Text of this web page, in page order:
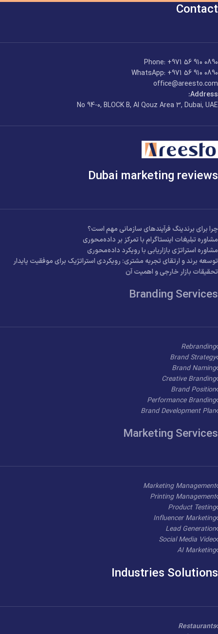
Contact
Phone: +971 56 910 0890
WhatsApp: +971 56 910 0890
office@areesto.com
Address:
No 94-0, BLOCK B, Al Qouz Area 3, Dubai, UAE
Dubai marketing reviews
چرا برای برندینگ فرآیندهای سازمانی مهم است؟
مشاوره تبلیغات اینستاگرام با تمرکز بر داده‌محوری
مشاوره استراتژی بازاریابی با رویکرد داده‌محوری
توسعه برند و ارتقای تجربه مشتری: رویکردی استراتژیک برای موفقیت پایدار
تحقیقات بازار خارجی و اهمیت آن
Branding Services
Rebranding
Brand Strategy
Brand Naming
Creative Branding
Brand Position
Performance Branding
Brand Development Plan
Marketing Services
Marketing Management
Printing Management
Product Testing
Influencer Marketing
Lead Generation
Social Media Video
AI Marketing
Industries Solutions
Restaurants